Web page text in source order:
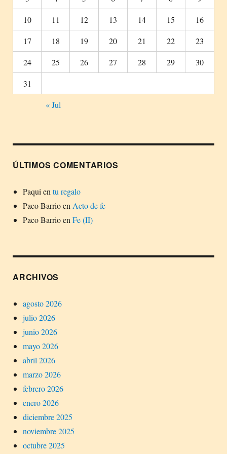
10
11 12 13 14 15
16
17
18 19 20 21 22
23
24
25 26 27 28 29
30
31
« Jul
ÚLTIMOS COMENTARIOS
Paqui en tu regalo
Paco Barrioen Acto de fe
Paco Barrioen Fe (II)
ARCHIVOS
agosto 2026
julio 2026
junio 2026
mayo 2026
abril 2026
marzo 2026
febrero 2026
enero 2026
diciembre 2025
noviembre 2025
octubre 2025